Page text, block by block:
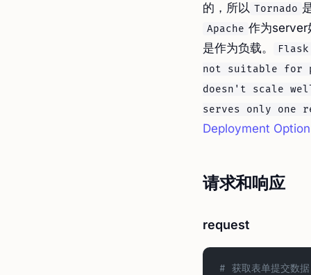
的，所以 Tornado
Apache 作为server
是作为负载。
not suitable for
doesn't scale
serves only one
Deployment
请求和响应
request
# 获取表单提交数